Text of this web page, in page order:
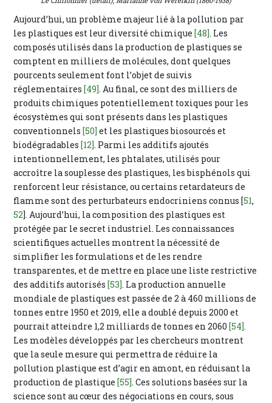
Aujourd’hui, un problème majeur lié à la pollution par
les plastiques est leur diversité chimique[48]. Les
composés utilisés dans la production de plastiques se
comptent en milliers de molécules, dont quelques
pourcents seulement font l’objet de suivis
réglementaires[49]. Au final, ce sont des milliers de
produits chimiques potentiellement toxiques pour les
écosystèmes qui sont présents dans les plastiques
conventionnels[50] et les plastiques biosourcés et
biodégradables[12]. Parmi les additifs ajoutés
intentionnellement, les phtalates, utilisés pour
accroître la souplesse des plastiques, les bisphénols qui
renforcent leur résistance, ou certains retardateurs de
flamme sont des perturbateurs endocriniens connus [51,
52]. Aujourd’hui, la composition des plastiques est
protégée par le secret industriel. Les connaissances
scientifiques actuelles montrent la nécessité de
simplifier les formulations et de les rendre
transparentes, et de mettre en place une liste restrictive
des additifs autorisés[53]. La production annuelle
mondiale de plastiques est passée de 2 à 460 millions de
tonnes entre 1950 et 2019, elle a doublé depuis 2000 et
pourrait atteindre 1,2 milliards de tonnes en 2060[54].
Les modèles développés par les chercheurs montrent
que la seule mesure qui permettra de réduire la
pollution plastique est d’agir en amont, en réduisant la
production de plastique[55]. Ces solutions basées sur la
science sont au cœur des négociations en cours, sous